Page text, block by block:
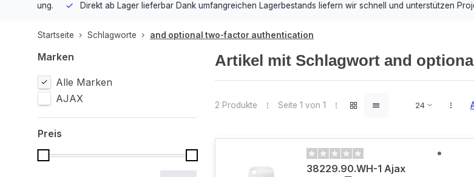
Direkt ab Lager lieferbarDank umfangreichen Lagerbestands liefern wir schnell und unterstützen Projekte
Startseite Schlagworte and optional two-factor authentication
Marken
Alle Marken
AJAX
Preis
Artikel mit Schlagwort and
2 Produkte Seite 1 von 1
38229.90.WH-1 Ajax